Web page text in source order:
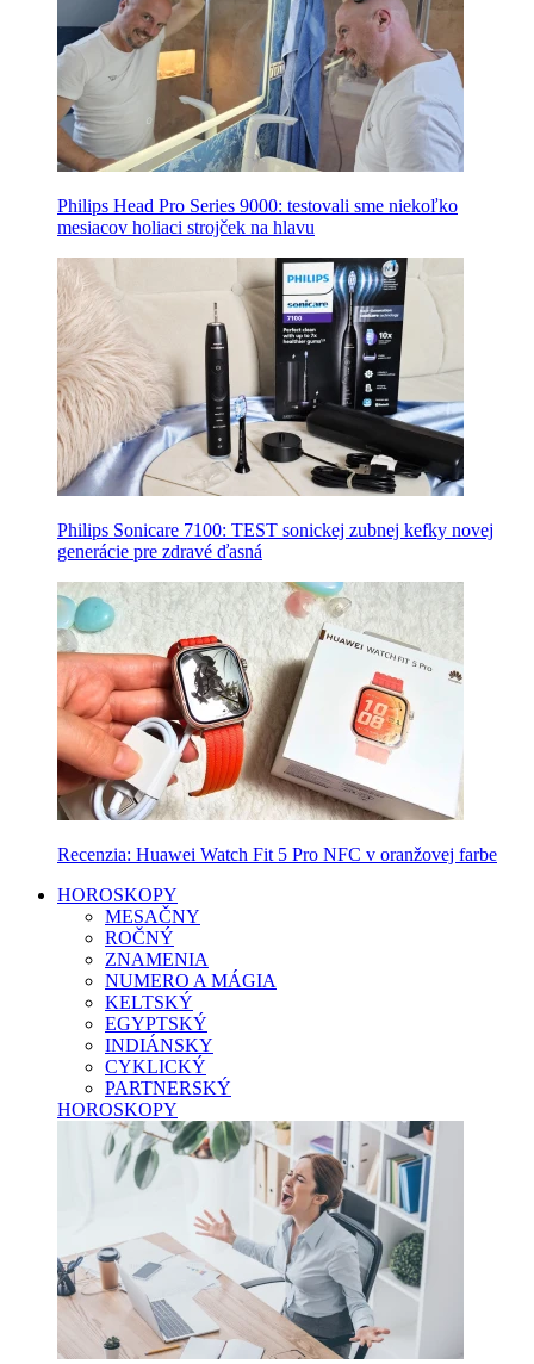
Philips Head Pro Series 9000: testovali sme niekoľko
mesiacov holiaci strojček na hlavu
Philips Sonicare 7100: TEST sonickej zubnej kefky novej
generácie pre zdravé ďasná
Recenzia: Huawei Watch Fit 5 Pro NFC v oranžovej farbe
HOROSKOPY
MESAČNY
ROČNÝ
ZNAMENIA
NUMERO A MÁGIA
KELTSKÝ
EGYPTSKÝ
INDIÁNSKY
CYKLICKÝ
PARTNERSKÝ
HOROSKOPY